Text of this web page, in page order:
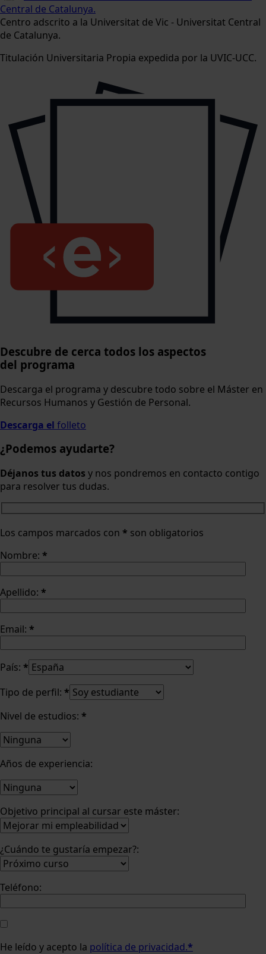
Central de Catalunya.
Centro adscrito a la Universitat de Vic - Universitat Central
de Catalunya.
Titulación Universitaria Propia expedida por la UVIC-UCC.
Descubre de cerca todos los aspectos
del programa
Descarga el programa y descubre todo sobre el Máster en
Recursos Humanos y Gestión de Personal.
Descarga el folleto
¿Podemos ayudarte?
Déjanos tus datos y nos pondremos en contacto contigo
para resolver tus dudas.
Los campos marcados con * son obligatorios
Nombre: *
Apellido: *
Email: *
País: *
Tipo de perfil: *
Nivel de estudios: *
Años de experiencia:
Objetivo principal al cursar este máster:
¿Cuándo te gustaría empezar?:
Teléfono:
He leído y acepto la política de privacidad.*